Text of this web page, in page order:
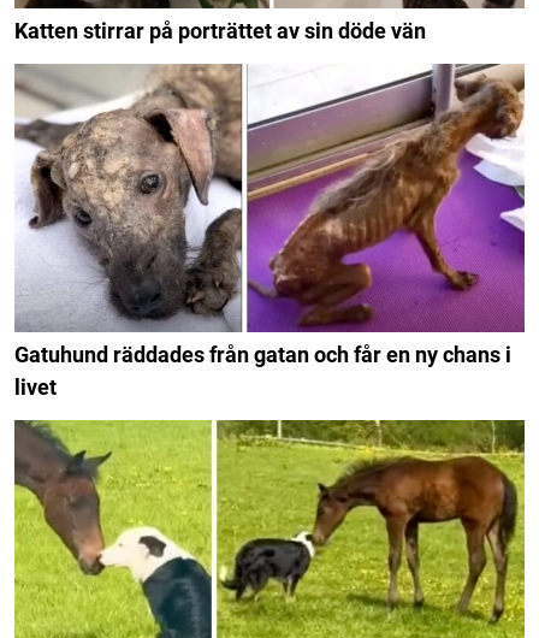
Katten stirrar på porträttet av sin döde vän
Gatuhund räddades från gatan och får en ny chans i
livet